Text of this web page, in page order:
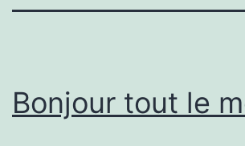
Bonjour tout le